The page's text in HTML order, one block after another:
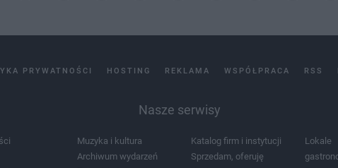
PRYWATNOŚCI HOSTING REKLAMA WSPÓŁPRACA RSS
Nasze serwisy
Muzyka i kultura
Archiwum wydarzeń
Katalog firm i instytucji
Sprzedam, oferuję
Lokale